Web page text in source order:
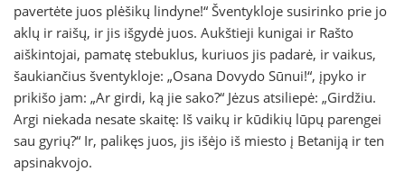
pavertėte juos plėšikų lindyne!“ Šventykloje susirinko prie jo
aklų ir raišų, ir jis išgydė juos. Aukštieji kunigai ir Rašto
aiškintojai, pamatę stebuklus, kuriuos jis padarė, ir vaikus,
šaukiančius šventykloje: „Osana Dovydo Sūnui!“, įpyko ir
prikišo jam: „Ar girdi, ką jie sako?“ Jėzus atsiliepė: „Girdžiu.
Argi niekada nesate skaitę: Iš vaikų ir kūdikių lūpų parengei
sau gyrių?“ Ir, palikęs juos, jis išėjo iš miesto į Betaniją ir ten
apsinakvojo.